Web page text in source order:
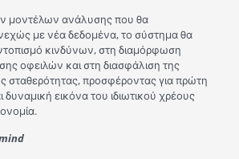
μοντέλων ανάλυσης που θα
με νέα δεδομένα, το σύστημα θα
κινδύνων, στη διαμόρφωση
οφειλών και στη διασφάλιση της
σταθερότητας, προσφέροντας για πρώτη
δυναμική εικόνα του ιδιωτικού χρέους